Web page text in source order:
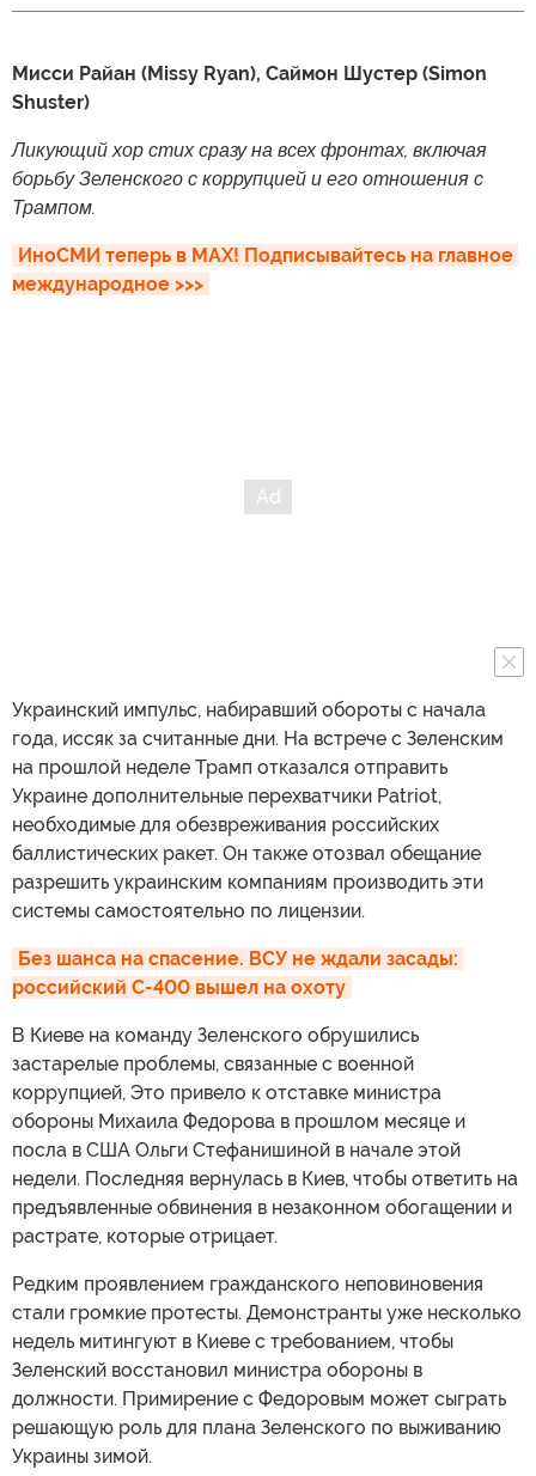
Мисси Райан (Missy Ryan), Саймон Шустер (Simon
Shuster)
Ликующий хор стих сразу на всех фронтах, включая
борьбу Зеленского с коррупцией и его отношения с
Трампом.
ИноСМИ теперь в MAX! Подписывайтесь на главное
международное >>>
Украинский импульс, набиравший обороты с начала
года, иссяк за считанные дни. На встрече с Зеленским
на прошлой неделе Трамп отказался отправить
Украине дополнительные перехватчики Patriot,
необходимые для обезвреживания российских
баллистических ракет. Он также отозвал обещание
разрешить украинским компаниям производить эти
системы самостоятельно по лицензии.
Без шанса на спасение. ВСУ не ждали засады:
российский С-400 вышел на охоту
В Киеве на команду Зеленского обрушились
застарелые проблемы, связанные с военной
коррупцией, Это привело к отставке министра
обороны Михаила Федорова в прошлом месяце и
посла в США Ольги Стефанишиной в начале этой
недели. Последняя вернулась в Киев, чтобы ответить на
предъявленные обвинения в незаконном обогащении и
растрате, которые отрицает.
Редким проявлением гражданского неповиновения
стали громкие протесты. Демонстранты уже несколько
недель митингуют в Киеве с требованием, чтобы
Зеленский восстановил министра обороны в
должности. Примирение с Федоровым может сыграть
решающую роль для плана Зеленского по выживанию
Украины зимой.